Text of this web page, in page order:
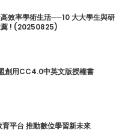
效率學術生活──10 大大學生與研
薦 ! (20250825)
創用CC4.0中英文版授權書
平台 推動數位學習新未來